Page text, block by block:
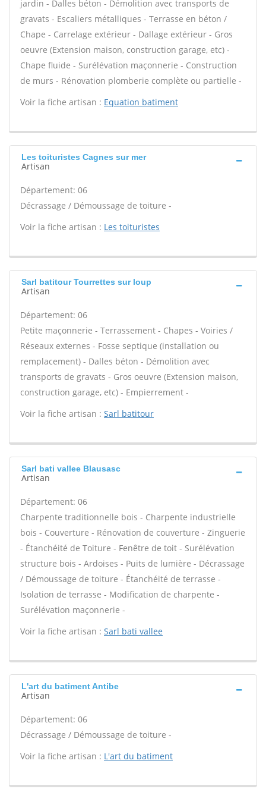
jardin - Dalles béton - Démolition avec transports de
gravats - Escaliers métalliques - Terrasse en béton /
Chape - Carrelage extérieur - Dallage extérieur - Gros
oeuvre (Extension maison, construction garage, etc) -
Chape fluide - Surélévation maçonnerie - Construction
de murs - Rénovation plomberie complète ou partielle -
Voir la fiche artisan : Equation batiment
Les toituristes Cagnes sur mer
Artisan
Département: 06
Décrassage / Démoussage de toiture -
Voir la fiche artisan : Les toituristes
Sarl batitour Tourrettes sur loup
Artisan
Département: 06
Petite maçonnerie - Terrassement - Chapes - Voiries /
Réseaux externes - Fosse septique (installation ou
remplacement) - Dalles béton - Démolition avec
transports de gravats - Gros oeuvre (Extension maison,
construction garage, etc) - Empierrement -
Voir la fiche artisan : Sarl batitour
Sarl bati vallee Blausasc
Artisan
Département: 06
Charpente traditionnelle bois - Charpente industrielle
bois - Couverture - Rénovation de couverture - Zinguerie
- Étanchéité de Toiture - Fenêtre de toit - Surélévation
structure bois - Ardoises - Puits de lumière - Décrassage
/ Démoussage de toiture - Étanchéité de terrasse -
Isolation de terrasse - Modification de charpente -
Surélévation maçonnerie -
Voir la fiche artisan : Sarl bati vallee
L'art du batiment Antibe
Artisan
Département: 06
Décrassage / Démoussage de toiture -
Voir la fiche artisan : L'art du batiment